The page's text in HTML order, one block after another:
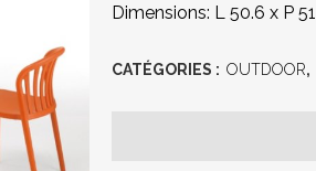
Dimensions: L 50.6 x P
CATÉGORIES : OUTDOOR,